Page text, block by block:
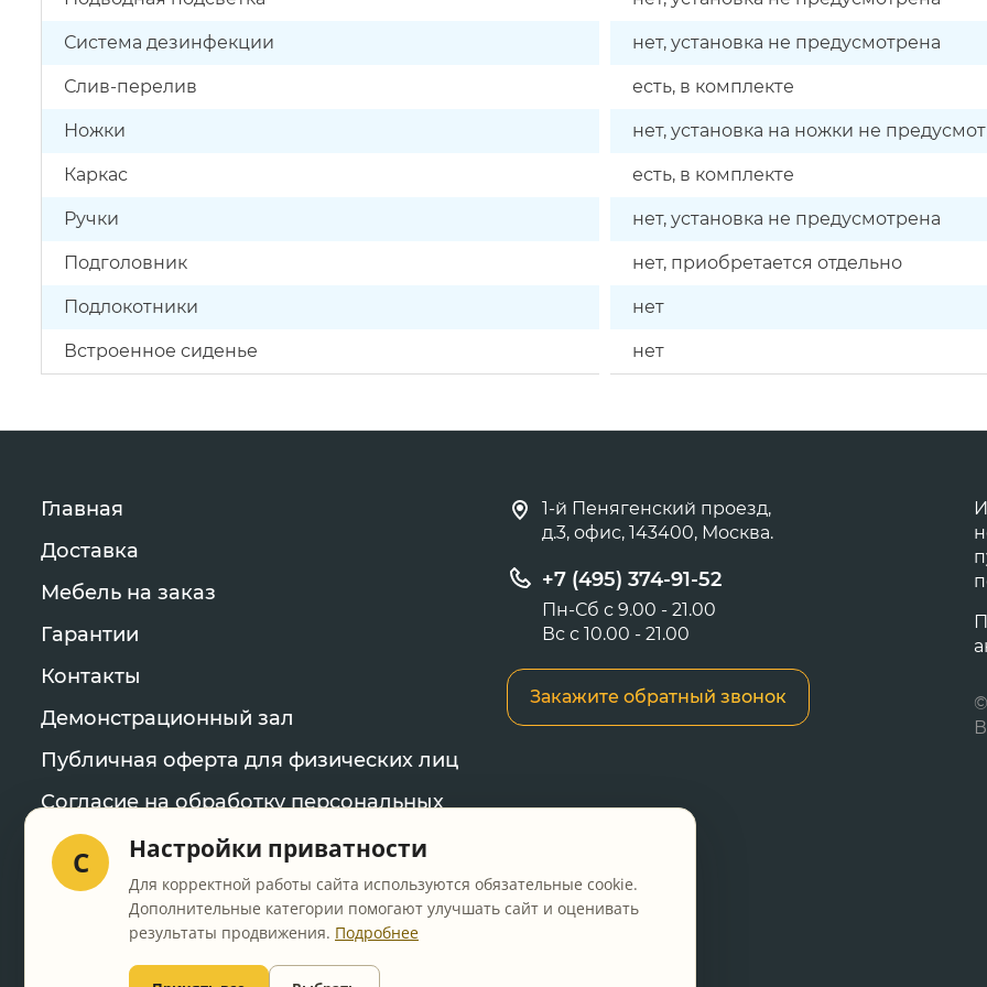
Система дезинфекции нет, установка не предусмотрена
Слив-перелив есть, в комплекте
Ножки нет, установка на ножки не
Каркас есть, в комплекте
Ручки нет, установка не предусмотрена
Подголовник нет, приобретается отдельно
Подлокотники нет
Встроенное сиденье нет
Главная
Доставка
Мебель на заказ
Гарантии
Контакты
Демонстрационный зал
Публичная оферта для физических лиц
Согласие на обработку персональных
Политика конфиденциальности
Уведомление об использовании файлов
Настройки cookie
1-й Пенягенский проезд,
д.3, офис, 143400, Москва.
+7 (495) 374-91-52
Пн-Сб с 9.00 - 21.00
Вс с 10.00 - 21.00
Закажите обратный звонок
C Настройки приватности
Для корректной работы сайта используются обязательные cookie.
Дополнительные категории помогают улучшать сайт и оценивать
результаты продвижения. Подробнее